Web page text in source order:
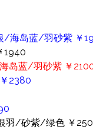
/海岛蓝/羽砂紫 ￥
1940
岛蓝/羽砂紫 ￥
2380
羽/砂紫/绿色 ￥